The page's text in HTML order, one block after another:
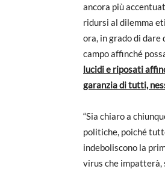
ancora più
ridursi al dilemma
ora, in grado di dare
campo affinché
lucidi e riposati
garanzia di tutti,
“Sia chiaro a
politiche, poiché
indeboliscono la
virus che impatterà,